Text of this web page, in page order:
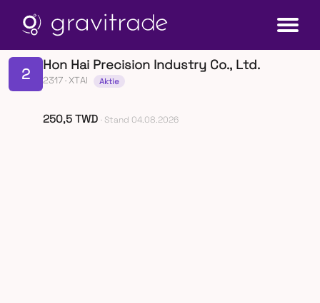
2
Hon Hai Precision Industry Co., Ltd.
2317· XTAI Aktie
250,5 TWD · Stand 04.08.2026